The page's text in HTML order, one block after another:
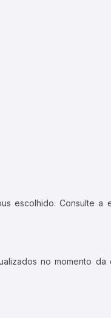
escolhido. Consulte a
no momento